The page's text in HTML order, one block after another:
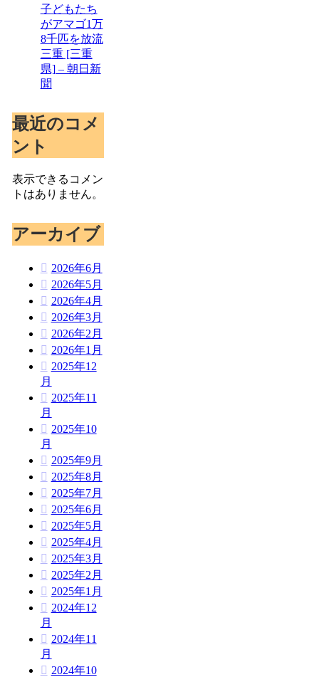
子どもたち
がアマゴ1万
8千匹を放流
三重 [三重
県] – 朝日新
聞
最近のコメ
ント
表示できるコメン
トはありません。
アーカイブ
2026年6月
2026年5月
2026年4月
2026年3月
2026年2月
2026年1月
2025年12
月
2025年11
月
2025年10
月
2025年9月
2025年8月
2025年7月
2025年6月
2025年5月
2025年4月
2025年3月
2025年2月
2025年1月
2024年12
月
2024年11
月
2024年10